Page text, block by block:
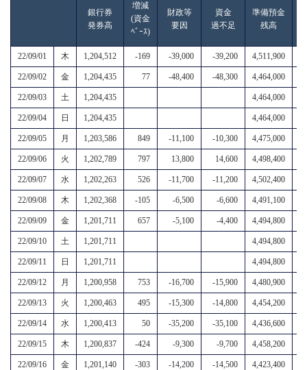
銀行券
発券高
増減
(資金
ﾍﾞｰｽ)
財政等
要因
資金
過不足
準備預金
残高
22/09/01 木 1,204,512 -169 -39,000 -39,200 4,511,900
22/09/02 金 1,204,435 77 -48,400 -48,300 4,464,000
22/09/03 土 1,204,435 4,464,000
22/09/04 日 1,204,435 4,464,000
22/09/05 月 1,203,586 849 -11,100 -10,300 4,475,000
22/09/06 火 1,202,789 797 13,800 14,600 4,498,400
22/09/07 水 1,202,263 526 -11,700 -11,200 4,502,400
22/09/08 木 1,202,368 -105 -6,500 -6,600 4,491,100
22/09/09 金 1,201,711 657 -5,100 -4,400 4,494,800
22/09/10 土 1,201,711 4,494,800
22/09/11 日 1,201,711 4,494,800
22/09/12 月 1,200,958 753 -16,700 -15,900 4,480,900
22/09/13 火 1,200,463 495 -15,300 -14,800 4,454,200
22/09/14 水 1,200,413 50 -35,200 -35,100 4,436,600
22/09/15 木 1,200,837 -424 -9,300 -9,700 4,458,200
22/09/16 金 1,201,140 -303 -14,200 -14,500 4,423,400